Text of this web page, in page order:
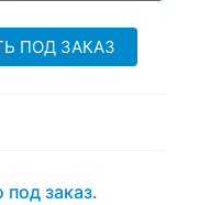
ПОД ЗАКАЗ
под заказ.